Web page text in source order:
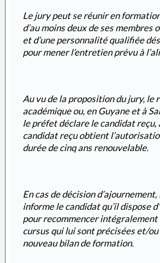
Le jury peut se réunir en
d’au moins deux de ses membres
et d’une personnalité qualifiée
pour mener l’entretien prévu à
Au vu de la proposition du jury, le
académique ou, en Guyane et à
le préfet déclare le candidat reçu,
candidat reçu obtient
durée de cinq ans renouvelable.
En cas de décision
informe le candidat qu’il dispose
pour recommencer intégralement
cursus qui lui sont précisées et/
nouveau bilan de formation.